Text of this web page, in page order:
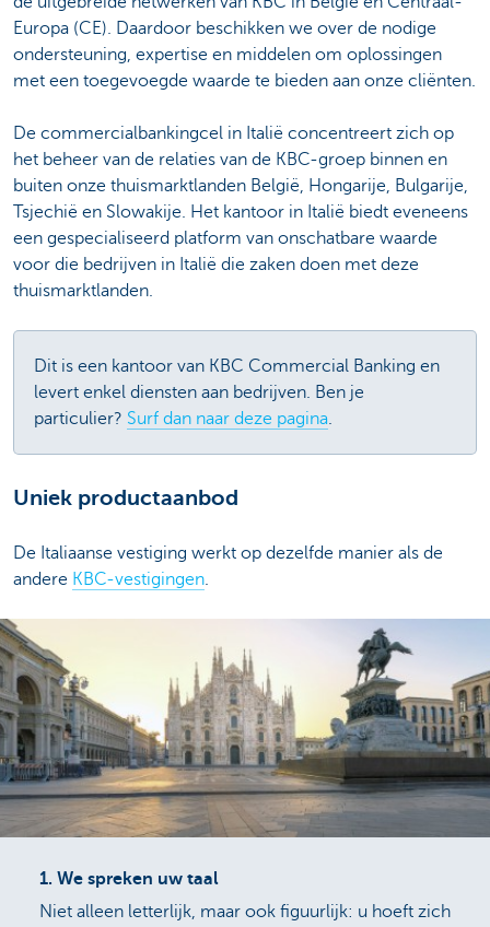
Europa (CE). Daardoor beschikken we over de nodige
ondersteuning, expertise en middelen om oplossingen
met een toegevoegde waarde te bieden aan onze cliënten.
De commercialbankingcel in Italië concentreert zich op
het beheer van de relaties van de KBC-groep binnen en
buiten onze thuismarktlanden België, Hongarije, Bulgarije,
Tsjechië en Slowakije. Het kantoor in Italië biedt eveneens
een gespecialiseerd platform van onschatbare waarde
voor die bedrijven in Italië die zaken doen met deze
thuismarktlanden.
Dit is een kantoor van KBC Commercial Banking en
levert enkel diensten aan bedrijven. Ben je
particulier? Surf dan naar deze pagina.
Uniek productaanbod
De Italiaanse vestiging werkt op dezelfde manier als de
andere KBC-vestigingen.
1. We spreken uw taal
Niet alleen letterlijk, maar ook figuurlijk: u hoeft zich